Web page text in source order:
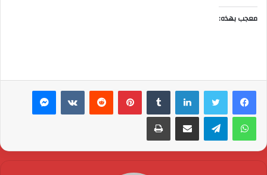
معجب بهذه:
لينكدإن بينتيريست ماسنجر
واتساب تيلقرام مشاركة عبر البريد طباعة